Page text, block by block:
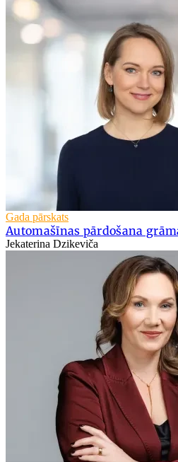
Gada pārskats
Automašīnas pārdošana
Jekaterina Dzikeviča